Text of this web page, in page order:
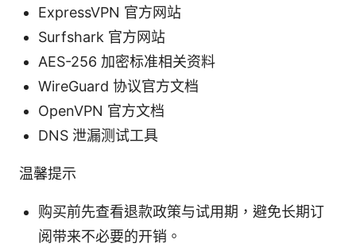
ExpressVPN 官方网站
Surfshark 官方网站
AES-256 加密标准相关资料
WireGuard 协议官方文档
OpenVPN 官方文档
DNS 泄漏测试工具
温馨提示
购买前先查看退款政策与试用期，避免长期订
阅带来不必要的开销。